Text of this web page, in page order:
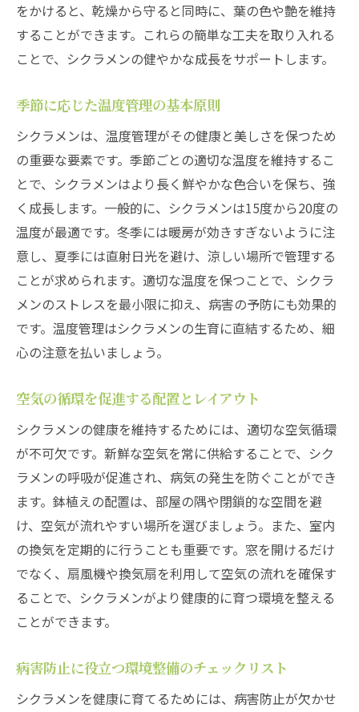
をかけると、乾燥から守ると同時に、葉の色や艶を維持
することができます。これらの簡単な工夫を取り入れる
ことで、シクラメンの健やかな成長をサポートします。
季節に応じた温度管理の基本原則
シクラメンは、温度管理がその健康と美しさを保つため
の重要な要素です。季節ごとの適切な温度を維持するこ
とで、シクラメンはより長く鮮やかな色合いを保ち、強
く成長します。一般的に、シクラメンは15度から20度の
温度が最適です。冬季には暖房が効きすぎないように注
意し、夏季には直射日光を避け、涼しい場所で管理する
ことが求められます。適切な温度を保つことで、シクラ
メンのストレスを最小限に抑え、病害の予防にも効果的
です。温度管理はシクラメンの生育に直結するため、細
心の注意を払いましょう。
空気の循環を促進する配置とレイアウト
シクラメンの健康を維持するためには、適切な空気循環
が不可欠です。新鮮な空気を常に供給することで、シク
ラメンの呼吸が促進され、病気の発生を防ぐことができ
ます。鉢植えの配置は、部屋の隅や閉鎖的な空間を避
け、空気が流れやすい場所を選びましょう。また、室内
の換気を定期的に行うことも重要です。窓を開けるだけ
でなく、扇風機や換気扇を利用して空気の流れを確保す
ることで、シクラメンがより健康的に育つ環境を整える
ことができます。
病害防止に役立つ環境整備のチェックリスト
シクラメンを健康に育てるためには、病害防止が欠かせ